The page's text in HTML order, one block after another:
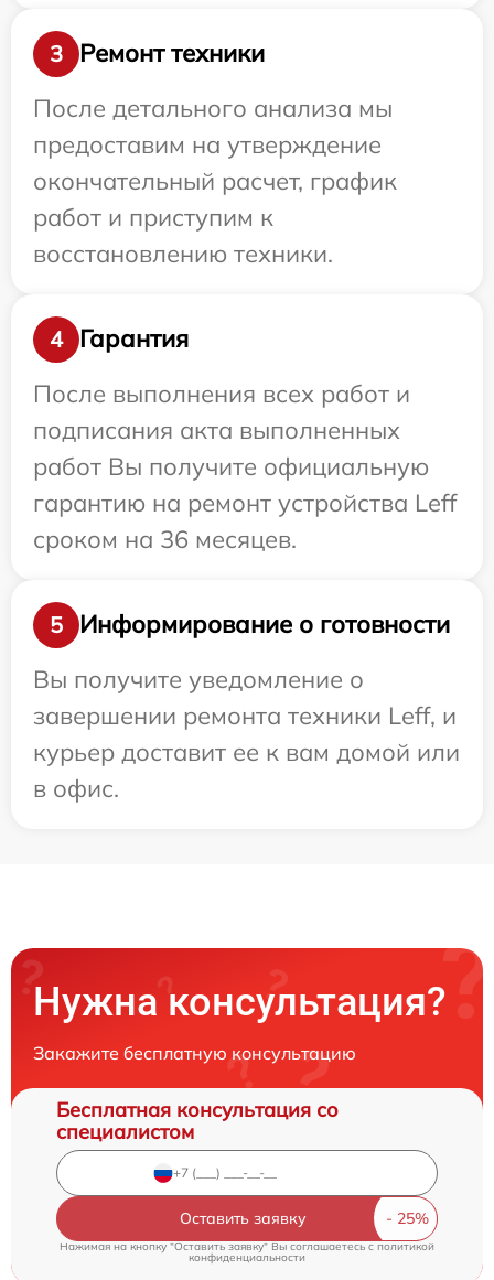
3
Ремонт техники
После детального анализа мы
предоставим на утверждение
окончательный расчет, график
работ и приступим к
восстановлению техники.
4
Гарантия
После выполнения всех работ и
подписания акта выполненных
работ Вы получите официальную
гарантию на ремонт устройства Leff
сроком на 36 месяцев.
5
Информирование о готовности
Вы получите уведомление о
завершении ремонта техники Leff, и
курьер доставит ее к вам домой или
в офис.
Нужна консультация?
Закажите бесплатную консультацию
Бесплатная консультация со
специалистом
Оставить заявку
Нажимая на кнопку "Оставить заявку" Вы соглашаетесь cполитикой
конфиденциальности